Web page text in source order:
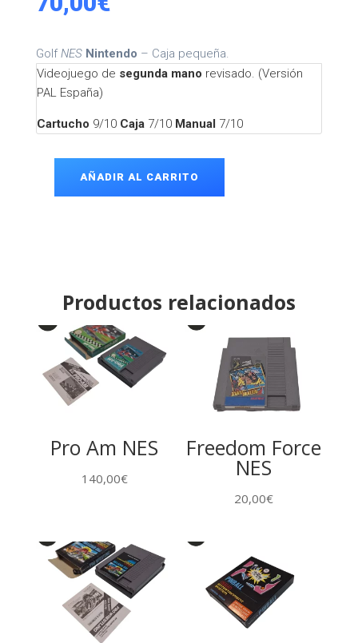
GolfNES Nintendo – Caja pequeña.
Videojuego de segunda mano revisado. (Versión
PAL España)
Cartucho 9/10 Caja7/10 Manual 7/10
AÑADIR AL CARRITO
Productos relacionados
Pro Am NES
140,00€
Freedom Force
NES
20,00€